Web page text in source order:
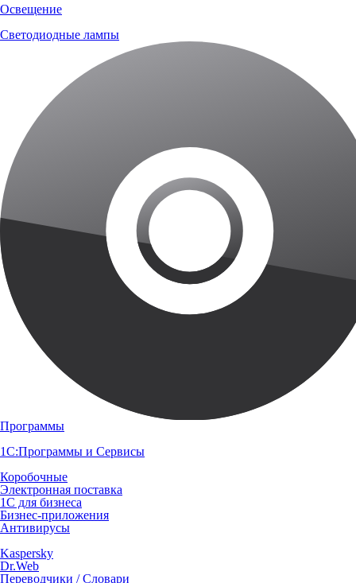
Освещение
Светодиодные лампы
Программы
1С:Программы и Сервисы
Коробочные
Электронная поставка
1С для бизнеса
Бизнес-приложения
Антивирусы
Kaspersky
Dr.Web
Переводчики / Словари